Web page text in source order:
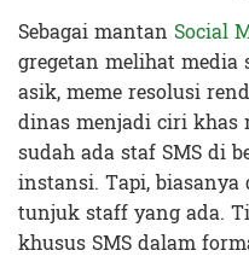
Sebagai mantan Social
gregetan melihat
asik, meme resolusi
dinas menjadi ciri khas
sudah ada staf SMS di
instansi. Tapi,
tunjuk staff yang ada.
khusus SMS dalam